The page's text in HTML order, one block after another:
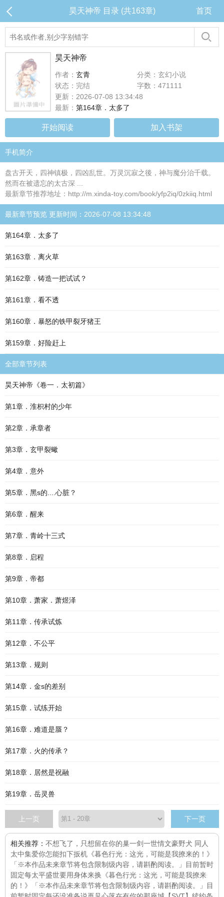
昊天神帝 目录 (共163章) 首页
昊天神帝
作者： 玄青
分类：玄幻小说
状态：完结
字数：471111
更新：2026-07-08 13:34:48
最新： 第164章．太多了
开始阅读 加入书架
手机简介
盘古开天，四神镇极，四凶乱世。万灵沉寂之後，神与魔分治千载。
然而在被遗忘的太古深 ...
最新章节推荐地址：http://m.xinda-toy.com/book/yfp2iq/0zkiiq.html
最新章节预览 更新时间：2026-07-08 13:34:48
第164章．太多了
第163章．离火草
第162章．铸造一把试试？
第161章．看不透
第160章．暴怒的铁甲裂牙猪王
第159章．好险赶上
全部章节列表
昊天神帝《卷一．太初篇》
第1章．淮枳村的少年
第2章．承章者
第3章．玄甲裂蠍
第4章．意外
第5章．黑s的....心脏？
第6章．醒来
第7章．青岭十三式
第8章．启程
第9章．帝都
第10章．萧家．萧煜泽
第11章．传承试炼
第12章．不公平
第13章．规则
第14章．金s的差别
第15章．试练开始
第16章．难道是蜃？
第17章．火的传承？
第18章．居然是祝融
第19章．岳灵兽
上一页 下一页
相关推荐： 不想飞了，只想留在你的巢一剑一世情文豪野犬 同人
太中集爱你怎能扣下扳机 《暮色行光：这光，可能是我撩来的！》
「※本作品未来章节将包含限制级内容，请斟酌阅读。」目前暂时
固定每太平盛世要用身体来换 《暮色行光：这光，可能是我撩来
的！》「※本作品未来章节将包含限制级内容，请斟酌阅读。」目